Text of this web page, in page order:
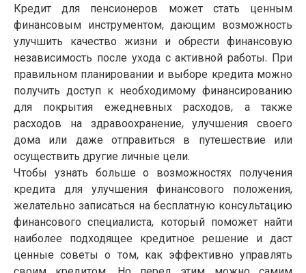
Кредит для пенсионеров может стать ценным
финансовым инструментом, дающим возможность
улучшить качество жизни и обрести финансовую
независимость после ухода с активной работы. При
правильном планировании и выборе кредита можно
получить доступ к необходимому финансированию
для покрытия ежедневных расходов, а также
расходов на здравоохранение, улучшения своего
дома или даже отправиться в путешествие или
осуществить другие личные цели.
Чтобы узнать больше о возможностях получения
кредита для улучшения финансового положения,
желательно записаться на бесплатную консультацию
финансового специалиста, который поможет найти
наиболее подходящее кредитное решение и даст
ценные советы о том, как эффективно управлять